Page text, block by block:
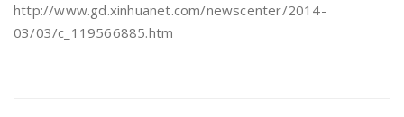
http://www.gd.xinhuanet.com/newscenter/2014-
03/03/c_119566885.htm